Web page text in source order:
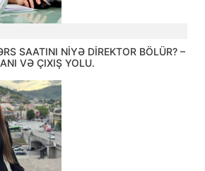
SAATINI NİYƏ DİREKTOR BÖLÜR? –
VƏ ÇIXIŞ YOLU.